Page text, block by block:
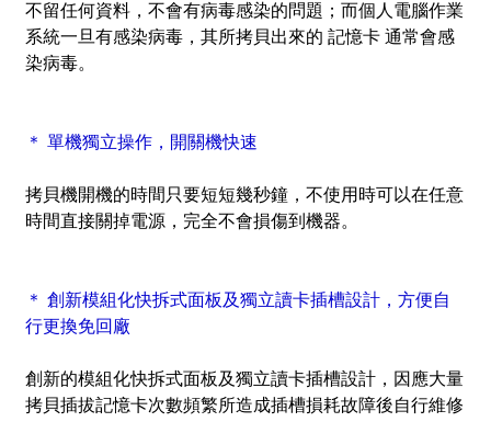
不留任何資料，不會有病毒感染的問題；而個人電腦作業
系統一旦有感染病毒，其所拷貝出來的 記憶卡 通常會感
染病毒。
＊ 單機獨立操作，開關機快速
拷貝機開機的時間只要短短幾秒鐘，不使用時可以在任意
時間直接關掉電源，完全不會損傷到機器。
＊ 創新模組化快拆式面板及獨立讀卡插槽設計，方便自
行更換免回廠
創新的模組化快拆式面板及獨立讀卡插槽設計，因應大量
拷貝插拔記憶卡次數頻繁所造成插槽損耗故障後自行維修